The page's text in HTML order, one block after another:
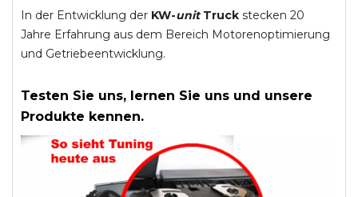
In der Entwicklung der KW-unitTruck stecken 20
Jahre Erfahrung aus dem Bereich Motorenoptimierung
und Getriebeentwicklung.
Testen Sie uns, lernen Sie uns und unsere
Produkte kennen.